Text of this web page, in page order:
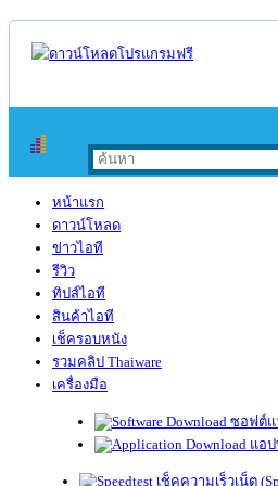
หน้าแรก
ดาวน์โหลด
ข่าวไอที
รีวิว
ทิปส์ไอที
สินค้าไอที
เช็ครอบหนัง
รวมคลิป Thaiware
เครื่องมือ
ซอฟต์แ
แอ
เช็คความเร็วเน็ต